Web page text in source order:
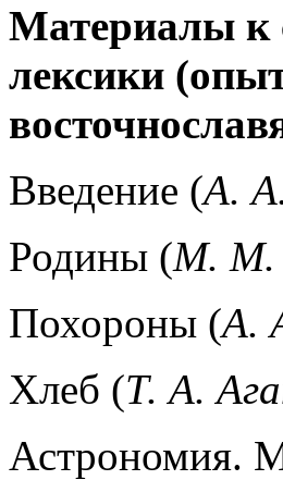
Материалы к
лексики
Введение (А.
Родины (М. М.
Похороны (А.
Хлеб (Т. А.
Астрономия.